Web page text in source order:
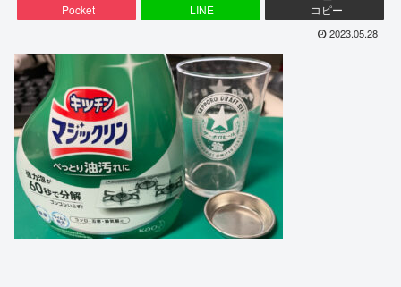
Pocket LINE コピー
2023.05.28